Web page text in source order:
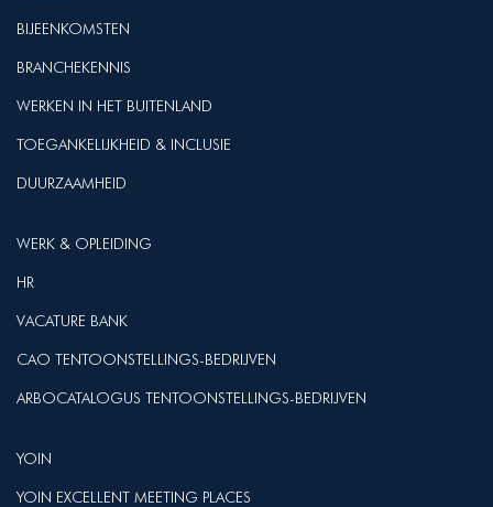
BIJEENKOMSTEN
BRANCHEKENNIS
WERKEN IN HET BUITENLAND
TOEGANKELIJKHEID & INCLUSIE
DUURZAAMHEID
WERK & OPLEIDING
HR
VACATURE BANK
CAO TENTOONSTELLINGS-BEDRIJVEN
ARBOCATALOGUS TENTOONSTELLINGS-BEDRIJVEN
YOIN
YOIN EXCELLENT MEETING PLACES